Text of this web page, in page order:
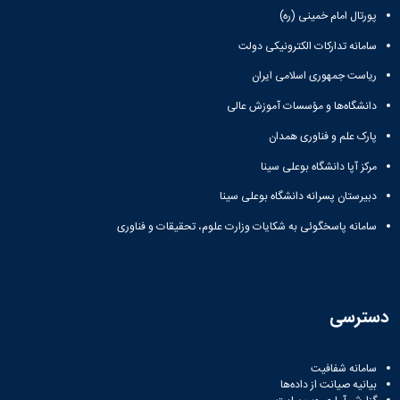
معظم
رهبری
تماس
دانشگاه
روابط
آدرس
دانشکده‌ها
تلفن‌ها
آموزش
سایر
آموزشی
نظامنامه
آموزش
دانش‌آموختگان
آزمایشگاه
باستان
شناسی
هوش
ربات
بینایی
آزمایشگاه
ژئوماتیک
پژوهش
کتابخانه
مرکزی
نامه
رساله
علم
و
حسابداری
رزن
غذایی
بهار
آموزش
عالی
فاطمیه
نهاوند
دختران)
زمین
چمن
سالن‌های
تفریحی-
سیاحتی
باغ
دانشگاه
تاریخ
طبیعی
دانشگاه
پورتال امام خمینی (ره)
سامانه تدارکات الکترونیکی دولت
ریاست جمهوری اسلامی ایران
دانشگاه‌ها و مؤسسات آموزش عالی
پارک علم و فناوری همدان
مرکز آپا دانشگاه بوعلی سینا
دبیرستان پسرانه دانشگاه بوعلی سینا
سامانه پاسخگوئی به شکایات وزارت علوم، تحقیقات و فناوری
دسترسی
سامانه شفافیت
بیانیه صیانت از داده‌ها